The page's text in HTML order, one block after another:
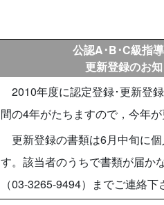
公認A･B･C級指
更新登録のお
2010年度に認定登録･更新登
間の4年がたちますので，今年が
更新登録の書類は6月中旬に
す。該当者のうちで書類が届か
（03-3265-9494）までご連絡下